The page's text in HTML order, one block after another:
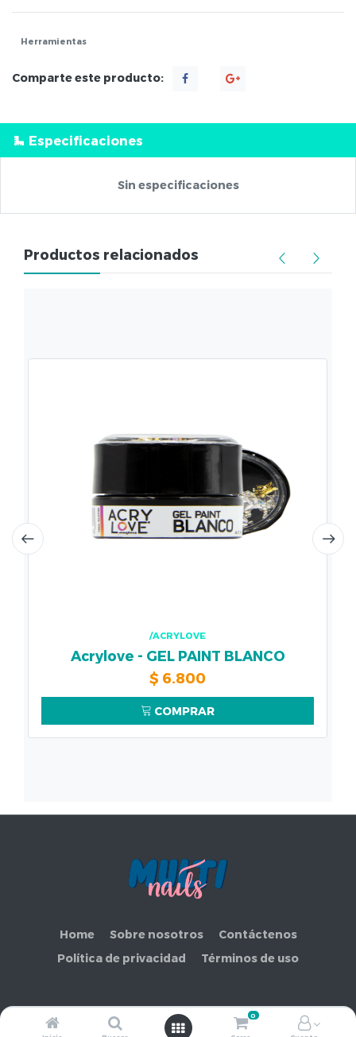
0
Herramientas
Comparte este producto:
Especificaciones
Sin especificaciones
Productos relacionados
/ACRYLOVE
Acrylove - GEL PAINT BLANCO
$ 6.800
COMPRAR
Home Sobre nosotros
Contáctenos
Política de privacidad
Términos de uso
Copyright ©COMERCIAL MAKEMORE LIMITADA